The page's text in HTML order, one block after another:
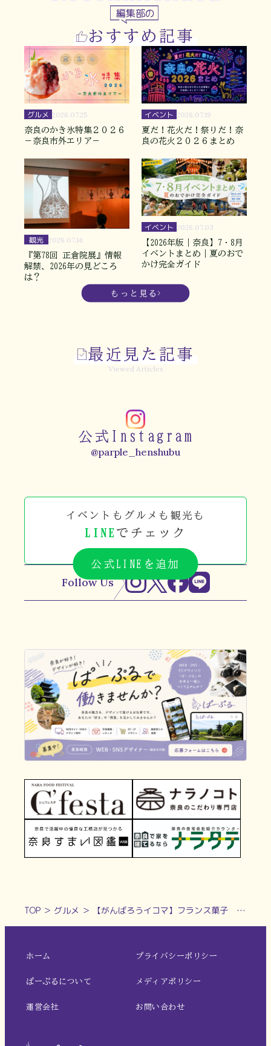
編集部の
おすすめ記事
グルメ 2026.07.25
奈良のかき氷特集２０２６
－奈良市外エリア－
イベント 2026.07.19
夏だ！花火だ！祭りだ！奈
良の花火２０２６まとめ
観光 2026.07.14
『第78回 正倉院展』情報
解禁、2026年の見どころ
は？
イベント 2026.07.03
【2026年版｜奈良】7・8月
イベントまとめ｜夏のおで
かけ完全ガイド
もっと見る
最近見た記事
Viewed Articles
公式Instagram
@parple_henshubu
イベントもグルメも観光も
LINE でチェック
公式LINEを追加
Follow Us
TOP ＞ グルメ ＞ 【がんばろうイコマ】フランス菓子 スーリールダンジュ
ホーム
ぱーぷるについて
運営会社
プライバシーポリシー
メディアポリシー
お問い合わせ